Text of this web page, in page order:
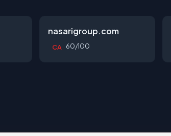
nasarigroup.com
CA 60/100